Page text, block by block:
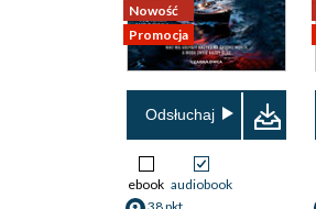
Nowość
Promocja
Odsłuchaj
ebook audiobook